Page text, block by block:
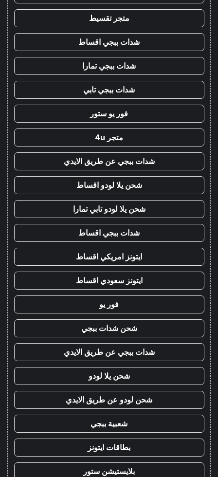
متجر تقسيط
شدات ببجي اقساط
شدات ببجي تمارا
شدات ببجي تابي
فور يو ستور
متجر 4u
شدات ببجي عن طريق الايدي
شحن يلا لودو اقساط
شحن يلا لودو تابي تمارا
شدات ببجي اقساط
ايتونز امريكي اقساط
ايتونز سعودي اقساط
فور يو
شحن شدات ببجي
شدات ببجي عن طريق الايدي
شحن يلا لودو
شحن لودو عن طريق الايدي
شعبية ببجي
بطاقات ايتونز
بلايستيشن ستور